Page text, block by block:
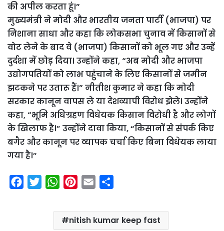
की अपील करता हूं।”
मुख्यमंत्री ने मोदी और भारतीय जनता पार्टी (भाजपा) पर
निशाना साधा और कहा कि लोकसभा चुनाव में किसानों से
वोट लेने के बाद वे (भाजपा) किसानों को भूल गए और उन्हें
दुर्दशा में छोड़ दिया। उन्होंने कहा, “अब मोदी और भाजपा
उद्योगपतियों को लाभ पहुंचाने के लिए किसानों से जमीन
झटकने पर उतारू हैं।” नीतीश कुमार ने कहा कि मोदी
सरकार कानून वापस ले या देशव्यापी विरोध झेले। उन्होंने
कहा, “भूमि अधिग्रहण विधेयक किसान विरोधी है और लोगों
के खिलाफ है।” उन्होंने दावा किया, “किसानों से संपर्क किए
बगैर और कानून पर व्यापक चर्चा किए बिना विधेयक लाया
गया है।”
W
a
t
n
t
a
i
a
r
nitish kumar keep fast